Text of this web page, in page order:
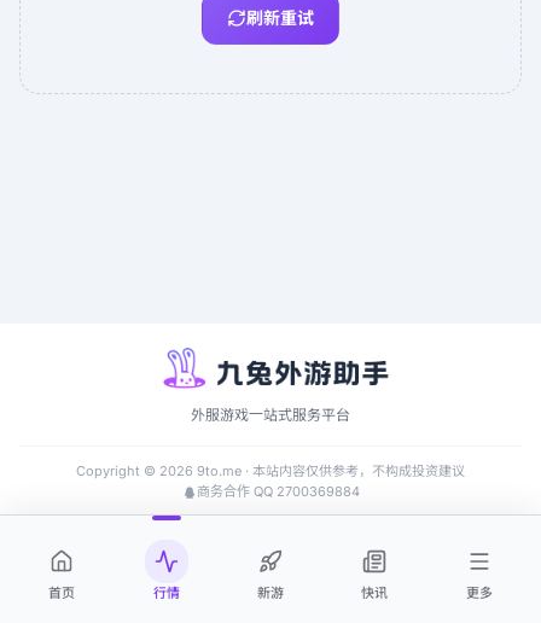
刷新重试
外服游戏一站式服务平台
Copyright © 2026 9to.me · 本站内容仅供参考，不构成投资建议
商务合作 QQ 2700369884
首页 行情 新游 快讯 更多